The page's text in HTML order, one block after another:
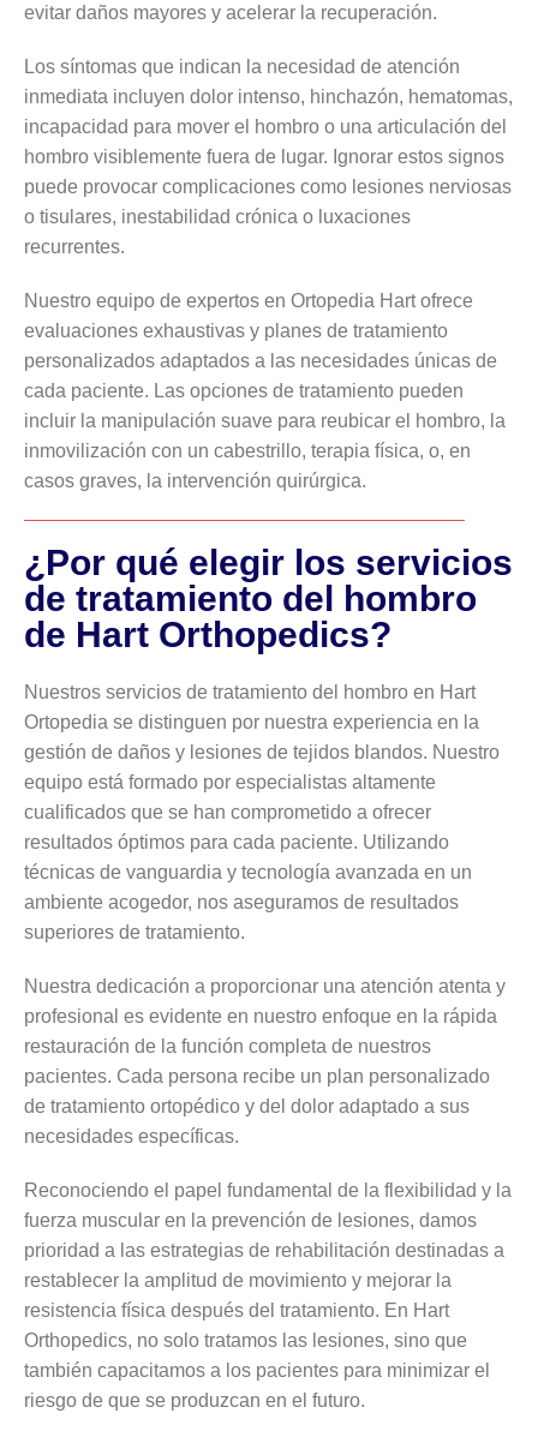
evitar daños mayores y acelerar la recuperación.
Los síntomas que indican la necesidad de atención
inmediata incluyen dolor intenso, hinchazón, hematomas,
incapacidad para mover el hombro o una articulación del
hombro visiblemente fuera de lugar. Ignorar estos signos
puede provocar complicaciones como lesiones nerviosas
o tisulares, inestabilidad crónica o luxaciones
recurrentes.
Nuestro equipo de expertos en Ortopedia Hart ofrece
evaluaciones exhaustivas y planes de tratamiento
personalizados adaptados a las necesidades únicas de
cada paciente. Las opciones de tratamiento pueden
incluir la manipulación suave para reubicar el hombro, la
inmovilización con un cabestrillo, terapia física, o, en
casos graves, la intervención quirúrgica.
¿Por qué elegir los servicios
de tratamiento del hombro
de Hart Orthopedics?
Nuestros servicios de tratamiento del hombro en Hart
Ortopedia se distinguen por nuestra experiencia en la
gestión de daños y lesiones de tejidos blandos. Nuestro
equipo está formado por especialistas altamente
cualificados que se han comprometido a ofrecer
resultados óptimos para cada paciente. Utilizando
técnicas de vanguardia y tecnología avanzada en un
ambiente acogedor, nos aseguramos de resultados
superiores de tratamiento.
Nuestra dedicación a proporcionar una atención atenta y
profesional es evidente en nuestro enfoque en la rápida
restauración de la función completa de nuestros
pacientes. Cada persona recibe un plan personalizado
de tratamiento ortopédico y del dolor adaptado a sus
necesidades específicas.
Reconociendo el papel fundamental de la flexibilidad y la
fuerza muscular en la prevención de lesiones, damos
prioridad a las estrategias de rehabilitación destinadas a
restablecer la amplitud de movimiento y mejorar la
resistencia física después del tratamiento. En Hart
Orthopedics, no solo tratamos las lesiones, sino que
también capacitamos a los pacientes para minimizar el
riesgo de que se produzcan en el futuro.